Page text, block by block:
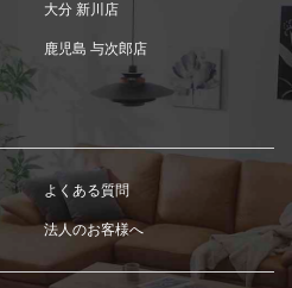
大分 新川店
鹿児島 与次郎店
よくある質問
法人のお客様へ